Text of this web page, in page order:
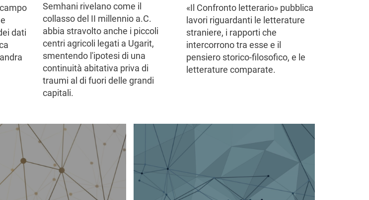
dati
Semhani rivelano come il
collasso del II millennio a.C.
abbia stravolto anche i piccoli
centri agricoli legati a Ugarit,
smentendo l'ipotesi di una
continuità abitativa priva di
traumi al di fuori delle grandi
capitali.
«Il Confronto letterario» pubblica
lavori riguardanti le letterature
straniere, i rapporti che
intercorrono tra esse e il
pensiero storico-filosofico, e le
letterature comparate.
Image